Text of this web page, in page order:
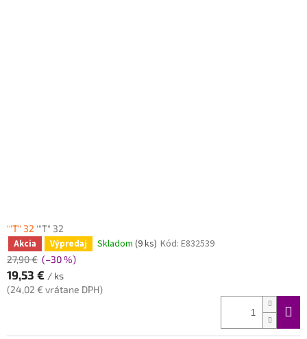
'"T" 32 '"T" 32
Akcia Výpredaj Skladom (9 ks) Kód: E832539
27,90 € (–30 %)
19,53 € / ks
(24,02 € vrátane DPH)